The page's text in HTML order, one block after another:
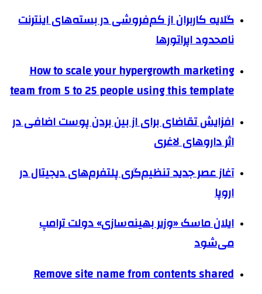
گلایه کاربران از کم‌فروشی در بسته‌های اینترنت
نامحدود اپراتورها
How to scale your hypergrowth marketing
team from 5 to 25 people using this template
افزایش تقاضای برای از بین بردن پوست اضافی در
اثر داروهای لاغری
آغاز عصر جدید تنظیم‌گری پلتفرم‌های دیجیتال در
اروپا
ایلان ماسک «وزیر بهینه‌سازی» دولت ترامپ
می‌شود
Remove site name from contents shared